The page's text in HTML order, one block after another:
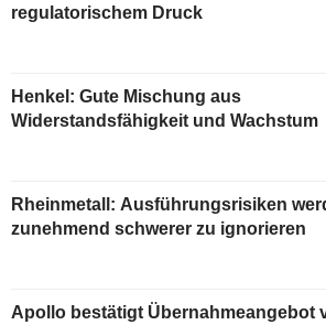
regulatorischem Druck
Henkel: Gute Mischung aus
Widerstandsfähigkeit und Wachstum
Rheinmetall: Ausführungsrisiken
zunehmend schwerer zu ignorieren
Apollo bestätigt Übernahmeangebot